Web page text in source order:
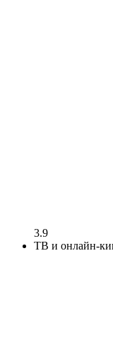
3.9
ТВ и онлайн-